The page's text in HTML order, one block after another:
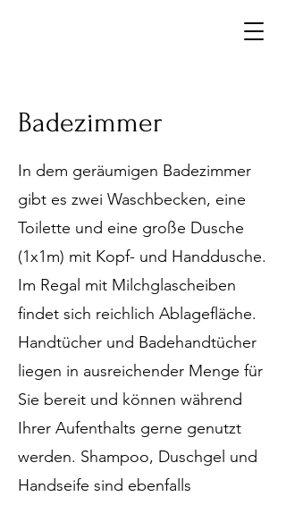
Badezimmer
In dem geräumigen Badezimmer
gibt es zwei Waschbecken, eine
Toilette und eine große Dusche
(1x1m) mit Kopf- und Handdusche.
Im Regal mit Milchglascheiben
findet sich reichlich Ablagefläche.
Handtücher und Badehandtücher
liegen in ausreichender Menge für
Sie bereit und können während
Ihrer Aufenthalts gerne genutzt
werden. Shampoo, Duschgel und
Handseife sind ebenfalls